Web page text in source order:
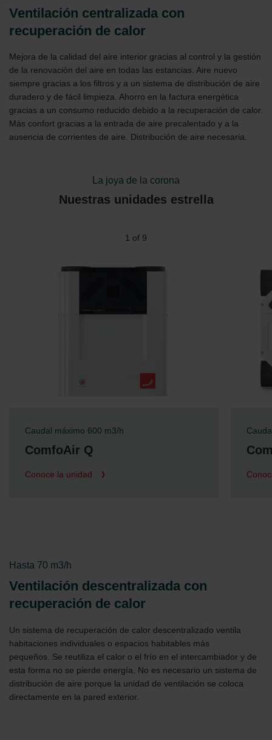
Ventilación centralizada con
recuperación de calor
Mejora de la calidad del aire interior gracias al control y la gestión
de la renovación del aire en todas las estancias. Aire nuevo
siempre gracias a los filtros y a un sistema de distribución de aire
duradero y de fácil limpieza. Ahorro en la factura energética
gracias a un consumo reducido debido a la recuperación de calor.
Más confort gracias a la entrada de aire precalentado y a la
ausencia de corrientes de aire. Distribución de aire necesaria.
La joya de la corona
Nuestras unidades estrella
2 of 9
Caudal máximo 350 m3/h
ComfoAir Flex
Conoce la unidad
Hasta 70 m3/h
Ventilación descentralizada con
recuperación de calor
Un sistema de recuperación de calor descentralizado ventila
habitaciones individuales o espacios habitables más
pequeños. Se reutiliza el calor o el frío en el intercambiador y de
esta forma no se pierde energía. No es necesario un sistema de
distribución de aire porque la unidad de ventilación se coloca
directamente en la pared exterior.